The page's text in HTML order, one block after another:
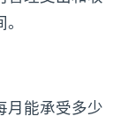
月能承受多少